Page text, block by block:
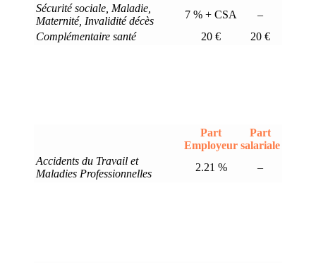
Sécurité sociale, Maladie,
Maternité, Invalidité décès
7 % + CSA
–
Complémentaire santé
20 € 20 €
Part
Employeur
Part
salariale
Accidents du Travail et
Maladies Professionnelles
2.21 % –